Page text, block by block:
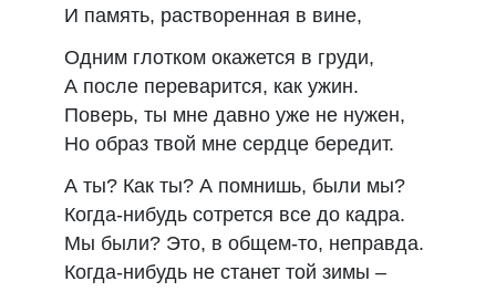
И память, растворенная в вине,
Одним глотком окажется в груди,
А после переварится, как ужин.
Поверь, ты мне давно уже не нужен,
Но образ твой мне сердце бередит.
А ты? Как ты? А помнишь, были мы?
Когда-нибудь сотрется все до кадра.
Мы были? Это, в общем-то, неправда.
Когда-нибудь не станет той зимы –